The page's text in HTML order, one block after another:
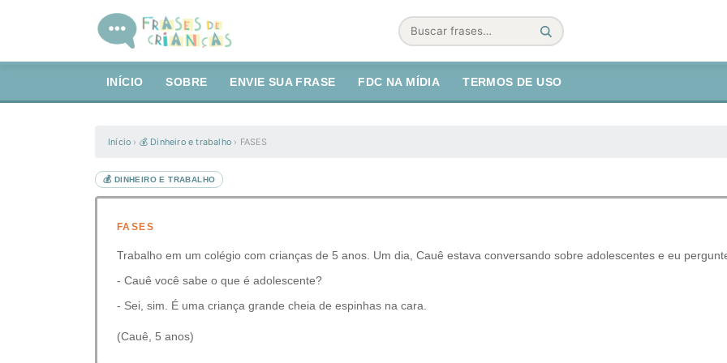
Buscar
INÍCIO SOBRE ENVIE SUA FRASE FDC NA MÍDIA TERMOS DE USO
Início › 💰 Dinheiro e trabalho › FASES
💰 DINHEIRO E TRABALHO
FASES
Trabalho em um colégio com crianças de 5 anos. Um dia, Cauê estava conversando sobre adolescentes e eu
- Cauê você sabe o que é adolescente?
- Sei, sim. É uma criança grande cheia de espinhas na cara.
(Cauê, 5 anos)